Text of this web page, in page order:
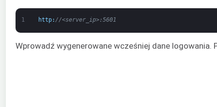
1 http: //<server_ip>:5601
Wprowadź wygenerowane wcześniej dane logowania.